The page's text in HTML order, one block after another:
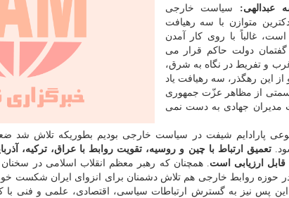
عبدالهی: سیاست خارجی
متوازن با سه رهیافت
غالباً با روی کار آمدن
دولت حاکم قرار می
غرب و تفریط در نگاه به شرق،
این رهگذر، سه رهیافت یاد
از مظاهر عزّت جمهوری
جهادی به دست نمی
پارادایم شیفت در سیاست خارجی بودیم بطوریکه تلاش شد
تعمیق ارتباط با چین و روسیه، تقویت روابط با عراق، ترکیه،
ارزیابی است. همچنان که رهبر معظم انقلاب اسلامی در
حوزه روابط خارجی هم تلاش دشمنان برای انزوای ایران شکست
پس نیز به گسترش ارتباطات سیاسی، اقتصادی، علمی و فنی با